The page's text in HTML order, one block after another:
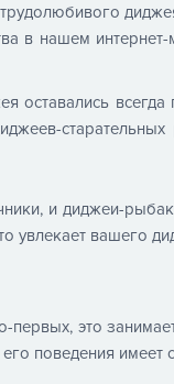
в нашем
и диджеи-
увлекает вашего
это
поведения имеет